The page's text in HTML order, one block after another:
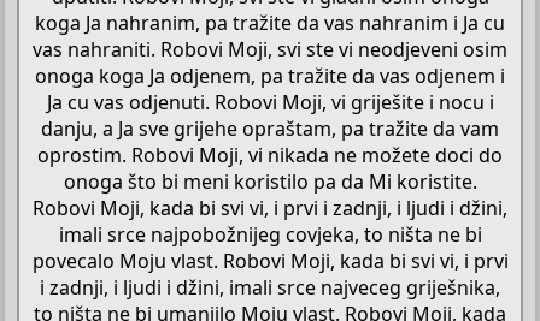
koga Ja nahranim, pa tražite da vas nahranim i Ja cu
vas nahraniti. Robovi Moji, svi ste vi neodjeveni osim
onoga koga Ja odjenem, pa tražite da vas odjenem i
Ja cu vas odjenuti. Robovi Moji, vi griješite i nocu i
danju, a Ja sve grijehe opraštam, pa tražite da vam
oprostim. Robovi Moji, vi nikada ne možete doci do
onoga što bi meni koristilo pa da Mi koristite.
Robovi Moji, kada bi svi vi, i prvi i zadnji, i ljudi i džini,
imali srce najpobožnijeg covjeka, to ništa ne bi
povecalo Moju vlast. Robovi Moji, kada bi svi vi, i prvi
i zadnji, i ljudi i džini, imali srce najveceg griješnika,
to ništa ne bi umanjilo Moju vlast. Robovi Moji, kada